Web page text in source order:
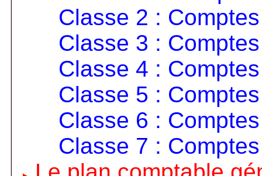
Classe 2 :
Classe 3 :
Classe 4 :
Classe 5 :
Classe 6 :
Classe 7 :